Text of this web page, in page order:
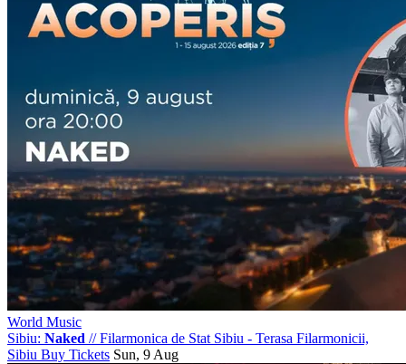
World Music
Sibiu: Naked //Filarmonica de Stat Sibiu - Terasa Filarmonicii,
Sibiu Buy Tickets Sun, 9 Aug